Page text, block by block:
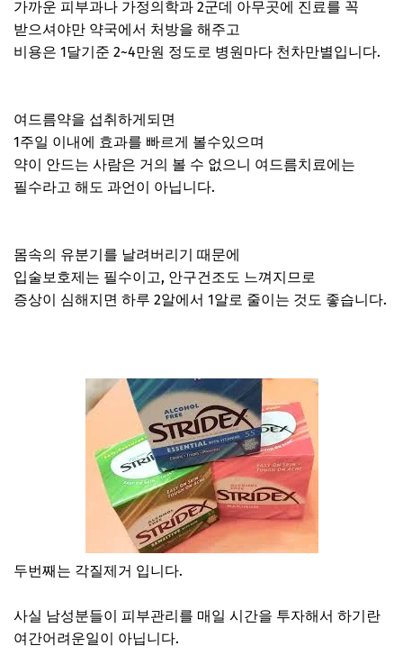
가까운 피부과나 가정의학과 2군데 아무곳에 진료를 꼭
받으셔야만 약국에서 처방을 해주고
비용은 1달기준 2~4만원 정도로 병원마다 천차만별입니다.
여드름약을 섭취하게되면
1주일 이내에 효과를 빠르게 볼수있으며
약이 안드는 사람은 거의 볼 수 없으니 여드름치료에는
필수라고 해도 과언이 아닙니다.
몸속의 유분기를 날려버리기 때문에
입술보호제는 필수이고, 안구건조도 느껴지므로
증상이 심해지면 하루 2알에서 1알로 줄이는 것도 좋습니다.
두번째는 각질제거 입니다.
사실 남성분들이 피부관리를 매일 시간을 투자해서 하기란
여간어려운일이 아닙니다.